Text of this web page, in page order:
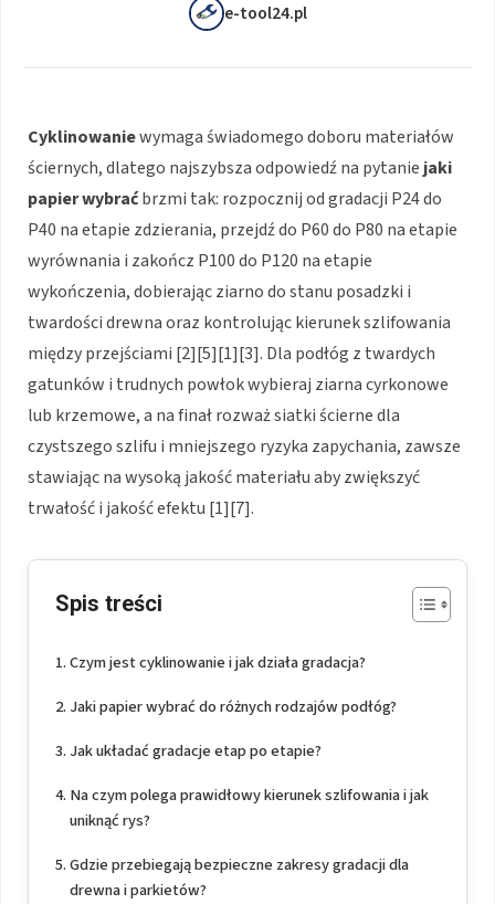
e-tool24.pl
Cyklinowaniewymaga świadomego doboru materiałów
ściernych, dlatego najszybsza odpowiedź na pytaniejaki
papier wybraćbrzmi tak: rozpocznij od gradacji P24 do
P40 na etapie zdzierania, przejdź do P60 do P80 na etapie
wyrównania i zakończ P100 do P120 na etapie
wykończenia, dobierając ziarno do stanu posadzki i
twardości drewna oraz kontrolując kierunek szlifowania
między przejściami [2][5][1][3]. Dla podłóg z twardych
gatunków i trudnych powłok wybieraj ziarna cyrkonowe
lub krzemowe, a na finał rozważ siatki ścierne dla
czystszego szlifu i mniejszego ryzyka zapychania, zawsze
stawiając na wysoką jakość materiału aby zwiększyć
trwałość i jakość efektu [1][7].
Spis treści
Czym jest cyklinowanie i jak działa gradacja?
Jaki papier wybrać do różnych rodzajów podłóg?
Jak układać gradacje etap po etapie?
Na czym polega prawidłowy kierunek szlifowania i jak
uniknąć rys?
Gdzie przebiegają bezpieczne zakresy gradacji dla
drewna i parkietów?